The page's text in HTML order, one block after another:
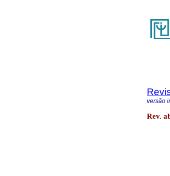
versão
Rev.